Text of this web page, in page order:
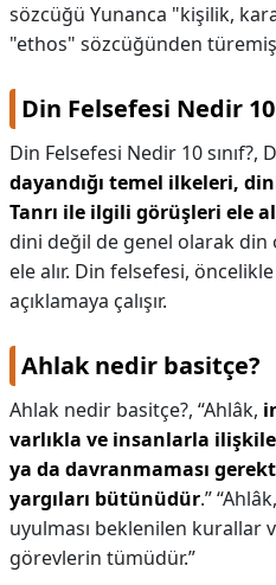
sözcüğü Yunanca "kişilik,
"ethos" sözcüğünden
Din Felsefesi Nedir 10
Din Felsefesi Nedir 10 sınıf?,
dayandığı temel ilkeleri,
Tanrı ile ilgili görüşleri ele
dini değil de genel olarak din
ele alır. Din felsefesi,
açıklamaya çalışır.
Ahlak nedir basitçe?
Ahlak nedir basitçe?, “Ahlâk,
varlıkla ve insanlarla
ya da davranmaması
yargıları bütünüdür.”
uyulması beklenilen kurallar
görevlerin tümüdür.”